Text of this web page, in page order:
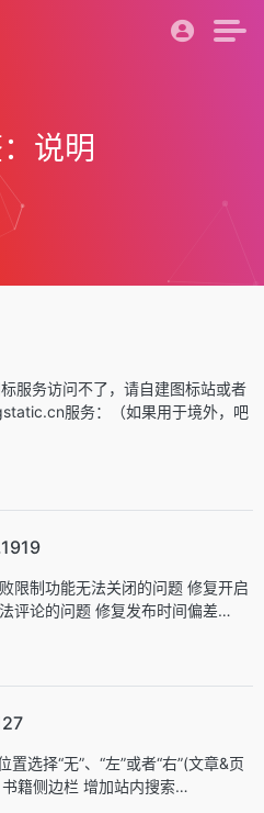
说明
服务访问不了，请自建图标站或者
服务：（如果用于境外，吧
限制功能无法关闭的问题 修复开启
评论的问题 修复发布时间偏差…
选择“无”、“左”或者“右”(文章&页
籍侧边栏 增加站内搜索…